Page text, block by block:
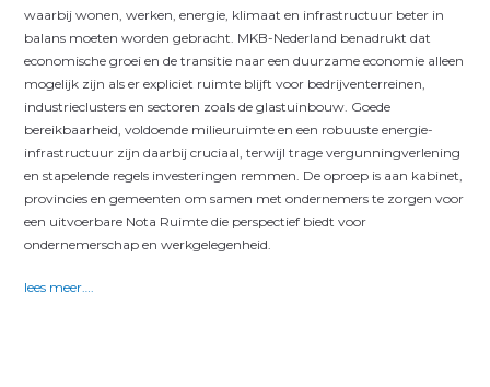
waarbij wonen, werken, energie, klimaat en infrastructuur beter in
balans moeten worden gebracht. MKB-Nederland benadrukt dat
economische groei en de transitie naar een duurzame economie alleen
mogelijk zijn als er expliciet ruimte blijft voor bedrijventerreinen,
industrieclusters en sectoren zoals de glastuinbouw. Goede
bereikbaarheid, voldoende milieuruimte en een robuuste energie-
infrastructuur zijn daarbij cruciaal, terwijl trage vergunningverlening
en stapelende regels investeringen remmen. De oproep is aan kabinet,
provincies en gemeenten om samen met ondernemers te zorgen voor
een uitvoerbare Nota Ruimte die perspectief biedt voor
ondernemerschap en werkgelegenheid.
lees meer….